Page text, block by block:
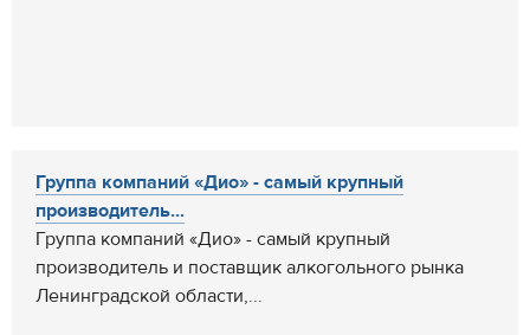
Группа компаний «Дио» - самый крупный
производитель...
Группа компаний «Дио» - самый крупный
производитель и поставщик алкогольного рынка
Ленинградской области,...